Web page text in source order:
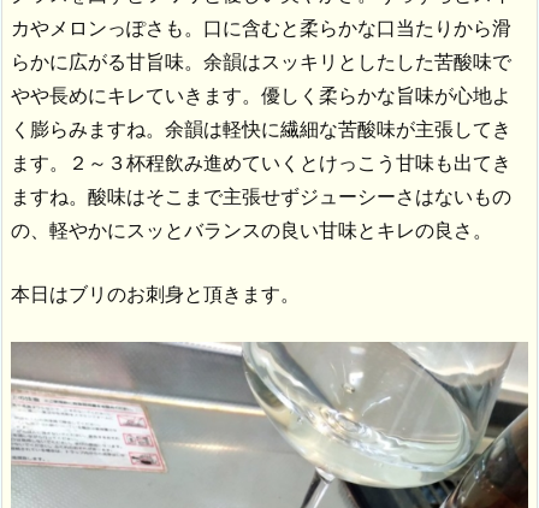
カやメロンっぽさも。口に含むと柔らかな口当たりから滑
らかに広がる甘旨味。余韻はスッキリとしたした苦酸味で
やや長めにキレていきます。優しく柔らかな旨味が心地よ
く膨らみますね。余韻は軽快に繊細な苦酸味が主張してき
ます。２～３杯程飲み進めていくとけっこう甘味も出てき
ますね。酸味はそこまで主張せずジューシーさはないもの
の、軽やかにスッとバランスの良い甘味とキレの良さ。
本日はブリのお刺身と頂きます。